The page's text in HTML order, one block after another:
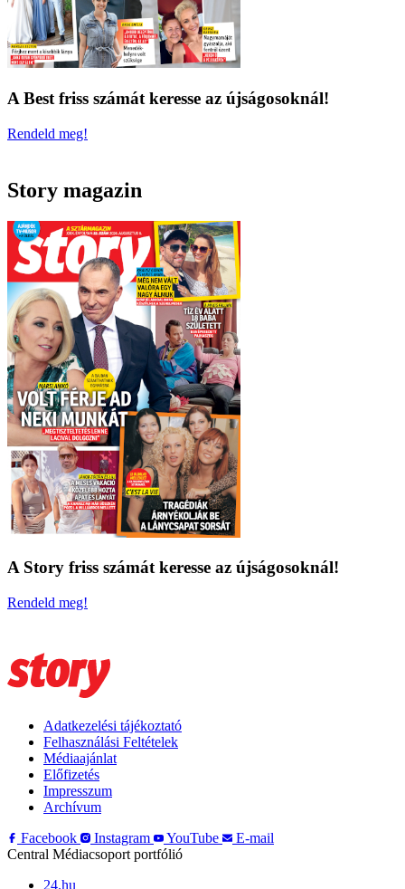
A Best friss számát keresse az újságosoknál!
Rendeld meg!
Story magazin
A Story friss számát keresse az újságosoknál!
Rendeld meg!
Adatkezelési tájékoztató
Felhasználási Feltételek
Médiaajánlat
Előfizetés
Impresszum
Archívum
Facebook
Instagram YouTube
E-mail
Central Médiacsoport portfólió
24.hu